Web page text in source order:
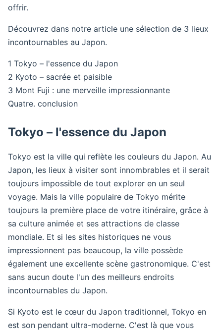
offrir.
Découvrez dans notre article une sélection de 3 lieux
incontournables au Japon.
1 Tokyo – l'essence du Japon
2 Kyoto – sacrée et paisible
3 Mont Fuji : une merveille impressionnante
Quatre. conclusion
Tokyo – l'essence du Japon
Tokyo est la ville qui reflète les couleurs du Japon. Au
Japon, les lieux à visiter sont innombrables et il serait
toujours impossible de tout explorer en un seul
voyage. Mais la ville populaire de Tokyo mérite
toujours la première place de votre itinéraire, grâce à
sa culture animée et ses attractions de classe
mondiale. Et si les sites historiques ne vous
impressionnent pas beaucoup, la ville possède
également une excellente scène gastronomique. C'est
sans aucun doute l'un des meilleurs endroits
incontournables du Japon.
Si Kyoto est le cœur du Japon traditionnel, Tokyo en
est son pendant ultra-moderne. C'est là que vous